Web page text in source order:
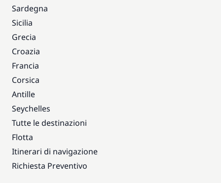
Sardegna
Sicilia
Grecia
Croazia
Francia
Corsica
Antille
Seychelles
Tutte le destinazioni
Flotta
Itinerari di navigazione
Richiesta Preventivo